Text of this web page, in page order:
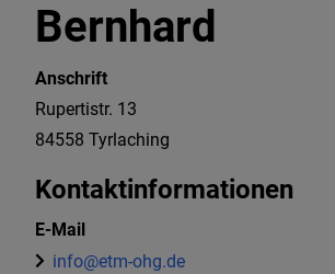
Bernhard
Anschrift
Rupertistr. 13
84558 Tyrlaching
Kontaktinformationen
E-Mail
info@etm-ohg.de